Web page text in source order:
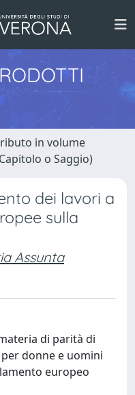
in volume
o Saggio)
dei lavori a
sulla
Assunta
di parità di
donne e uomini
europeo